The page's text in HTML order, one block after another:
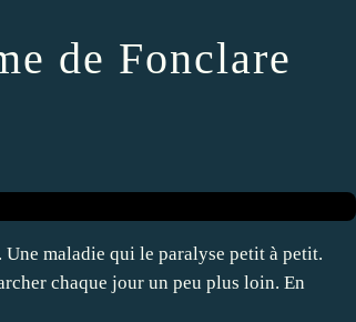
de Fonclare
maladie qui le paralyse petit à petit.
chaque jour un peu plus loin. En